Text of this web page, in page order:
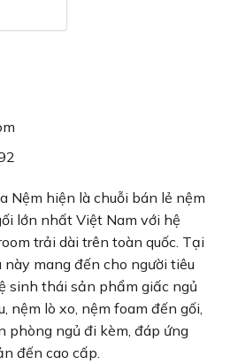
Nệm hiện là chuỗi bán lẻ nệm
lớn nhất Việt Nam với hệ
trải dài trên toàn quốc. Tại
này mang đến cho người tiêu
sinh thái sản phẩm giấc ngủ
nệm lò xo, nệm foam đến gối,
phòng ngủ đi kèm, đáp ứng
đến cao cấp.